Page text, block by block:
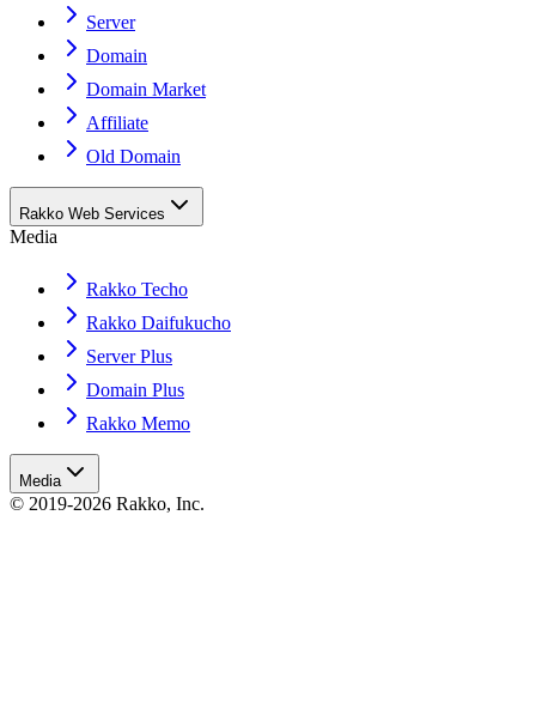
Server
Domain
Domain Market
Affiliate
Old Domain
Rakko Web Services
Media
Rakko Techo
Rakko Daifukucho
Server Plus
Domain Plus
Rakko Memo
Media
© 2019-2026 Rakko, Inc.